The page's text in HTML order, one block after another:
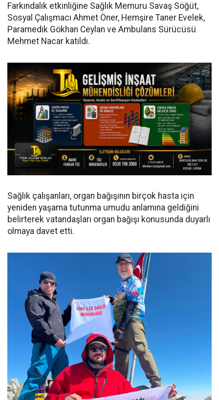
Farkındalık etkinliğine Sağlık Memuru Savaş Söğüt,
Sosyal Çalışmacı Ahmet Öner, Hemşire Taner Evelek,
Paramedik Gökhan Ceylan ve Ambulans Sürücüsü
Mehmet Nacar katıldı.
Sağlık çalışanları, organ bağışının birçok hasta için
yeniden yaşama tutunma umudu anlamına geldiğini
belirterek vatandaşları organ bağışı konusunda duyarlı
olmaya davet etti.